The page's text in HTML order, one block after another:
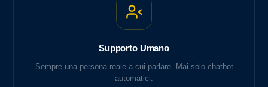
Supporto Umano
Sempre una persona reale a cui parlare. Mai solo chatbot
automatici.